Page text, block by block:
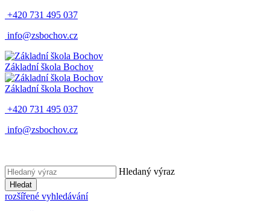
+420 731 495 037
info@zsbochov.cz
Základní škola Bochov
Základní škola Bochov
+420 731 495 037
info@zsbochov.cz
Hledaný výraz
Hledat
rozšířené vyhledávání